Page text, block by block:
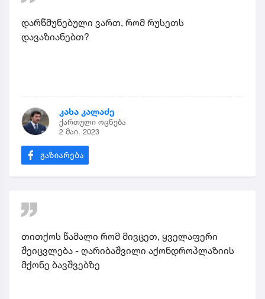
დარწმუნებული ვართ, რომ რუსეთს
დავაზიანებთ?
კახა კალაძე
ქართული ოცნება
2 მაი. 2023
თითქოს წამალი რომ მივცეთ, ყველაფერი
შეიცვლება - ღარიბაშვილი აქონდროპლაზიის
მქონე ბავშვებზე